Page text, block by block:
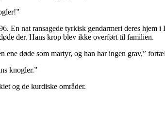
En nat ransagede tyrkisk gendarmeri deres hjem
der. Hans krop blev ikke overført til familien.
døde som martyr, og han har ingen grav,”
knogler.”
og de kurdiske områder.